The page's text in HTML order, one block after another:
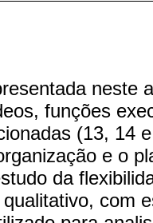
neste
funções
(13, 14
e o
da
com